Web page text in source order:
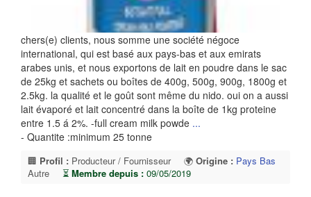
chers(e) clients, nous somme une société négoce
international, qui est basé aux pays-bas et aux emirats
arabes unis, et nous exportons de lait en poudre dans le sac
de 25kg et sachets ou boîtes de 400g, 500g, 900g, 1800g et
2.5kg. la qualité et le goût sont même du nido. oui on a aussi
lait évaporé et lait concentré dans la boîte de 1kg proteine
entre 1.5 á 2%. -full cream milk powde ...
- Quantite :minimum 25 tonne
🏢 Profil : Producteur / Fournisseur 🌍 Origine : Pays Bas
Autre
⏳ Membre depuis : 09/05/2019